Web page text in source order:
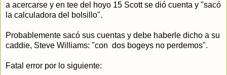
a acercarse y en tee del hoyo 15 Scott se dió cuenta y "sacó
la calculadora del bolsillo".
Probablemente sacó sus cuentas y debe haberle dicho a su
caddie, Steve Williams: "con dos bogeys no perdemos".
Fatal error por lo siguiente: